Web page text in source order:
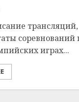
играх...